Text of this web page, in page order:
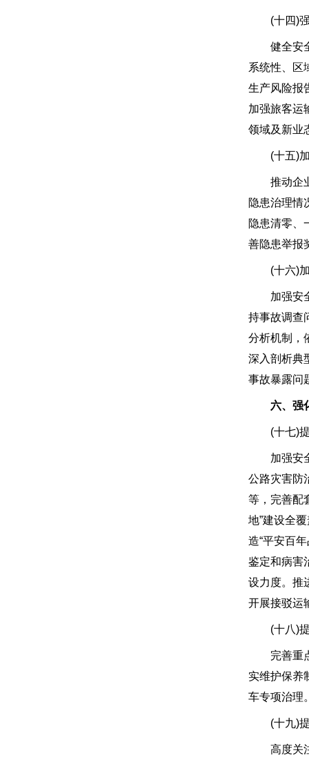
(十四)强
健全安全
系统性、区
生产风险报
加强旅客运
领域及新业
(十五)加
推动企业
隐患治理情
隐患清零、
善隐患举报
(十六)加
加强安全
持事故调查
分析机制，
深入剖析典
事故暴露问
六、强
(十七)提
加强安全
公路灾害防
等，完善配
地”建设全
造“平安百
鉴定和病害
设力度。推
开展接驳运
(十八)提
完善重点
实维护保养
车专项治理
(十九)提
高度关注“